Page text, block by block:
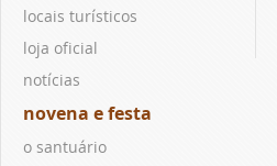
locais turísticos
loja oficial
notícias
novena e festa
o santuário